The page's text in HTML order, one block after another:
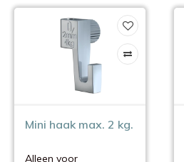
Mini haak max. 2 kg.
Alleen voor